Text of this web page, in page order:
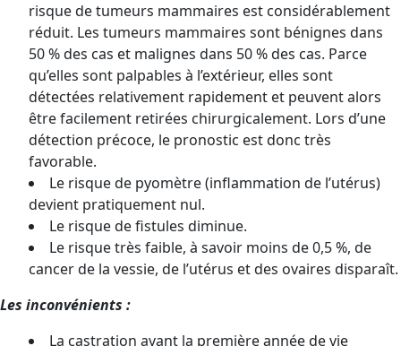
risque de tumeurs mammaires est considérablement
réduit. Les tumeurs mammaires sont bénignes dans
50 % des cas et malignes dans 50 % des cas. Parce
qu’elles sont palpables à l’extérieur, elles sont
détectées relativement rapidement et peuvent alors
être facilement retirées chirurgicalement. Lors d’une
détection précoce, le pronostic est donc très
favorable.
Le risque de pyomètre (inflammation de l’utérus)
devient pratiquement nul.
Le risque de fistules diminue.
Le risque très faible, à savoir moins de 0,5 %, de
cancer de la vessie, de l’utérus et des ovaires disparaît.
Les inconvénients :
La castration avant la première année de vie